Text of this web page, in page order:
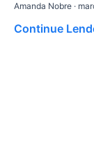
Amanda Nobre ·
Continue